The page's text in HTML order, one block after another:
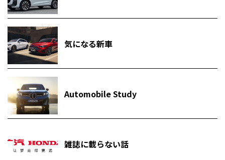
気になる新車
Automobile Study
雑誌に載らない話